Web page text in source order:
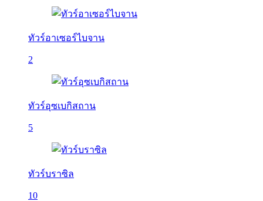
ทัวร์อาเซอร์ไบจาน
2
ทัวร์อุซเบกิสถาน
5
ทัวร์บราซิล
10